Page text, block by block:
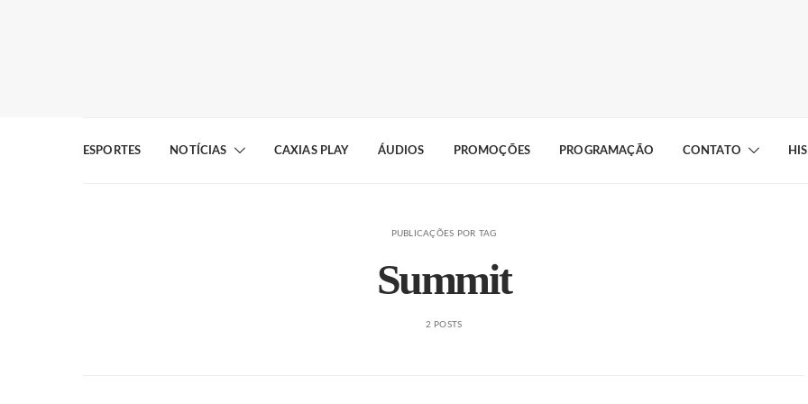
ESPORTES NOTÍCIAS CAXIAS PLAY ÁUDIOS PROMOÇÕES PROGRAMAÇÃO CONTATO
PUBLICAÇÕES POR TAG
Summit
2 POSTS